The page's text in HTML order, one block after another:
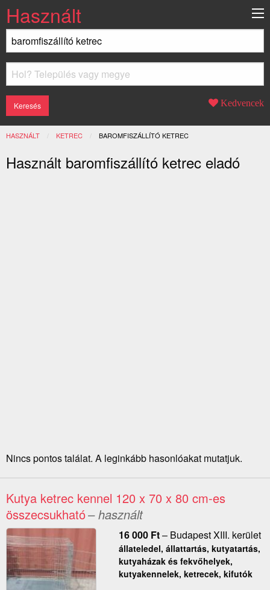
Használt
Kedvencek
HASZNÁLT KETREC JELENLEGI:
BAROMFISZÁLLÍTÓ KETREC
Használt baromfiszállító ketrec eladó
Nincs pontos találat. A leginkább hasonlóakat mutatjuk.
Kutya ketrec kennel 120 x 70 x 80 cm-es
összecsukható– használt
16 000 Ft– Budapest XIII. kerület
állateledel, állattartás, kutyatartás,
kutyaházak és fekvőhelyek,
kutyakennelek, ketrecek, kifutók